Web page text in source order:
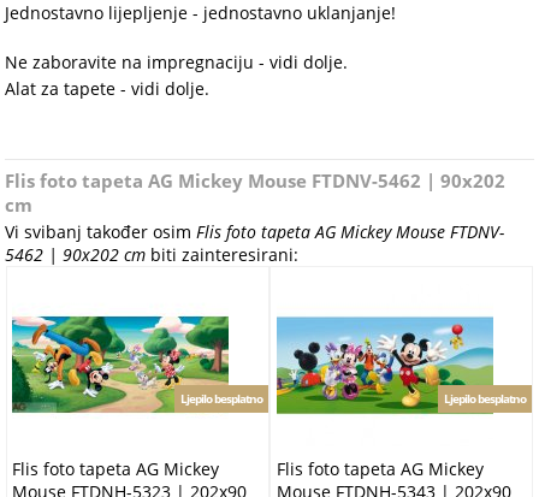
Jednostavno lijepljenje - jednostavno uklanjanje!
Ne zaboravite na impregnaciju - vidi dolje.
Alat za tapete - vidi dolje.
Flis foto tapeta AG Mickey Mouse FTDNV-5462 | 90x202
cm
Vi svibanj također osim Flis foto tapeta AG Mickey Mouse FTDNV-
5462 | 90x202 cm biti zainteresirani:
Flis foto tapeta AG Mickey
Mouse FTDNH-5323 | 202x90
Ljepilo besplatno
Flis foto tapeta AG Mickey
Mouse FTDNH-5343 | 202x90
Ljepilo besplatno